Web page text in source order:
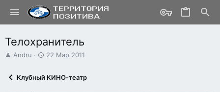
Телохранитель
А
Andru
Д
а
22 Мар 2011
Клубный КИНО-театр